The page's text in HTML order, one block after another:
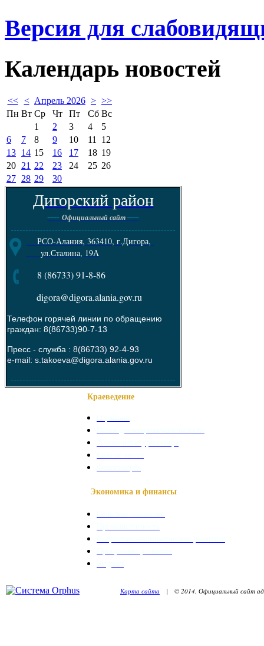
Версия для
Календарь новостей
<< < Апрель 2026 > >>
Пн Вт Ср Чт Пт Сб Вс
1
2 3 4
5
6
7 8 9 10 11
12
13 14 15 16 17 18 19
20 21 22 23 24 25 26
27 28 29 30
Дигорский район
---- Официальный сайт----
--------------------------------------------------------
РСО-Алания, 363410, г.Дигора,
ул.Сталина, 19А
8 (86733) 91-8-86
digora@digora.alania.gov.ru
Телефон горячей линии по обращению
граждан: 8(86733)90-7-13
Пресс - служба : 8(86733) 92-4-93
e-mail: s.takoeva@digora.alania.gov.ru
--------------------------------------------------------
Краеведение
Экономика и финансы
Карта сайта | © 2014. Официальный сайт